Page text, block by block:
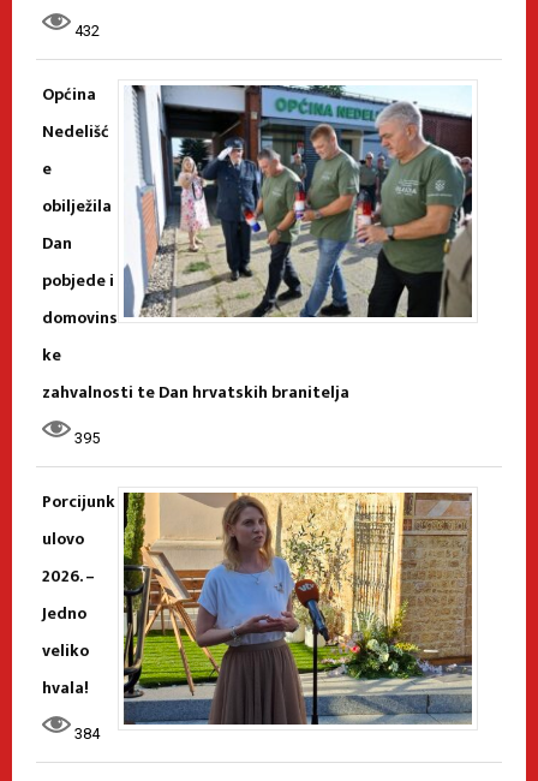
432
Općina
Nedelišć
e
obilježila
Dan
pobjede i
domovins
ke
zahvalnosti te Dan hrvatskih branitelja
395
Porcijunk
ulovo
2026. –
Jedno
veliko
hvala!
384